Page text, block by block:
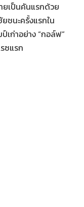
ยเป็นคันแรกด้วย
ชนะครั้งแรกใน
เก่าอย่าง “กอล์ฟ”
ซแรก